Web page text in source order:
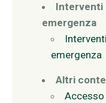
Interventi
emergenza
emergenza
Altri